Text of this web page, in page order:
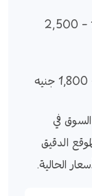
1,000 – 2,500
في
الدقيق
الحالية.